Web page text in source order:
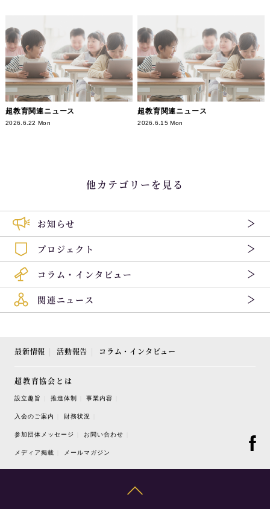
超教育関連ニュース
2026.6.22 Mon
超教育関連ニュース
2026.6.15 Mon
他カテゴリーを見る
お知らせ
プロジェクト
コラム・インタビュー
関連ニュース
最新情報 活動報告 コラム・インタビュー
超教育協会とは
設立趣旨 推進体制 事業内容
入会のご案内 財務状況
参加団体メッセージ お問い合わせ
メディア掲載 メールマガジン